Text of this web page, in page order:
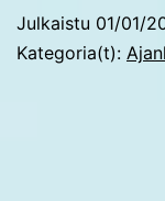
Julkaistu 01/01/
Kategoria(t):